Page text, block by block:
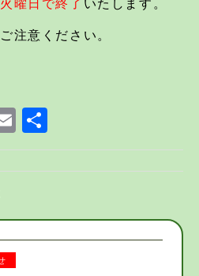
曜日で終了 いたします。
注意ください。
Email
有